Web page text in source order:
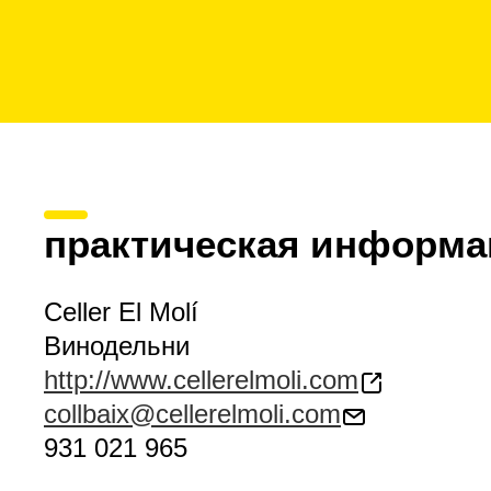
практическая
Celler El Molí
Винодельни
http://www.cellerelmoli.com
collbaix@cellerelmoli.com
931 021 965